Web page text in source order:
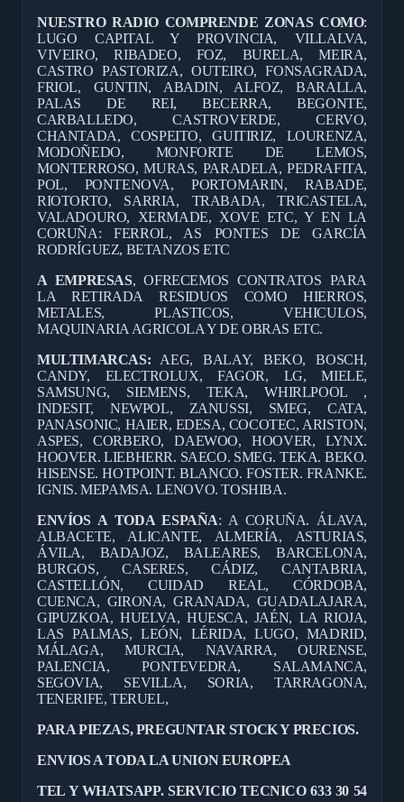
NUESTRO RADIO COMPRENDE ZONAS COMO:
LUGO CAPITAL Y PROVINCIA, VILLALVA,
VIVEIRO, RIBADEO, FOZ, BURELA, MEIRA,
CASTRO PASTORIZA, OUTEIRO, FONSAGRADA,
FRIOL, GUNTIN, ABADIN, ALFOZ, BARALLA,
PALAS DE REI, BECERRA, BEGONTE,
CARBALLEDO, CASTROVERDE, CERVO,
CHANTADA, COSPEITO, GUITIRIZ, LOURENZA,
MODOÑEDO, MONFORTE DE LEMOS,
MONTERROSO, MURAS, PARADELA, PEDRAFITA,
POL, PONTENOVA, PORTOMARIN, RABADE,
RIOTORTO, SARRIA, TRABADA, TRICASTELA,
VALADOURO, XERMADE, XOVE ETC, Y EN LA
CORUÑA: FERROL, AS PONTES DE GARCÍA
RODRÍGUEZ, BETANZOS ETC
A EMPRESAS, OFRECEMOS CONTRATOS PARA
LA RETIRADA RESIDUOS COMO HIERROS,
METALES, PLASTICOS, VEHICULOS,
MAQUINARIA AGRICOLA Y DE OBRAS ETC.
MULTIMARCAS: AEG, BALAY, BEKO, BOSCH,
CANDY, ELECTROLUX, FAGOR, LG, MIELE,
SAMSUNG, SIEMENS, TEKA, WHIRLPOOL ,
INDESIT, NEWPOL, ZANUSSI, SMEG, CATA,
PANASONIC, HAIER, EDESA, COCOTEC, ARISTON,
ASPES, CORBERO, DAEWOO, HOOVER, LYNX.
HOOVER. LIEBHERR. SAECO. SMEG. TEKA. BEKO.
HISENSE. HOTPOINT. BLANCO. FOSTER. FRANKE.
IGNIS. MEPAMSA. LENOVO. TOSHIBA.
ENVÍOS A TODA ESPAÑA: A CORUÑA. ÁLAVA,
ALBACETE, ALICANTE, ALMERÍA, ASTURIAS,
ÁVILA, BADAJOZ, BALEARES, BARCELONA,
BURGOS, CASERES, CÁDIZ, CANTABRIA,
CASTELLÓN, CUIDAD REAL, CÓRDOBA,
CUENCA, GIRONA, GRANADA, GUADALAJARA,
GIPUZKOA, HUELVA, HUESCA, JAÉN, LA RIOJA,
LAS PALMAS, LEÓN, LÉRIDA, LUGO, MADRID,
MÁLAGA, MURCIA, NAVARRA, OURENSE,
PALENCIA, PONTEVEDRA, SALAMANCA,
SEGOVIA, SEVILLA, SORIA, TARRAGONA,
TENERIFE, TERUEL,
PARA PIEZAS, PREGUNTAR STOCK Y PRECIOS.
ENVIOS A TODA LA UNION EUROPEA
TEL Y WHATSAPP. SERVICIO TECNICO 633 30 54